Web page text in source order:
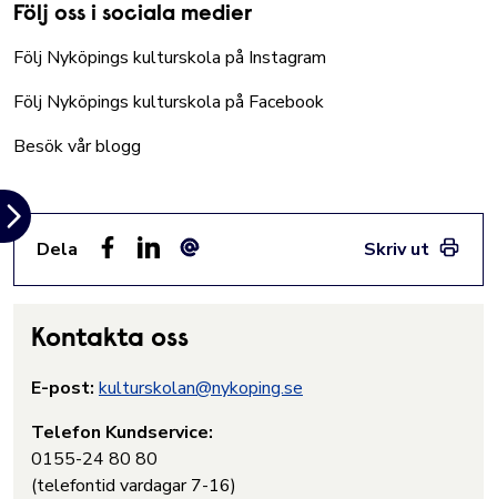
Följ oss i sociala medier
Följ Nyköpings kulturskola på Instagram
Följ Nyköpings kulturskola på Facebook
Besök vår blogg
Dela
Skriv ut
Kontakta oss
E-post: kulturskolan@nykoping.se
Telefon Kundservice:
0155-24 80 80
(telefontid vardagar 7-16)